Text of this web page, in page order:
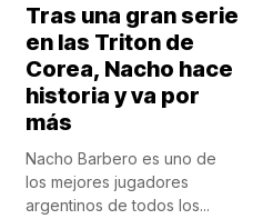
Tras una gran serie
en las Triton de
Corea, Nacho hace
historia y va por
más
Nacho Barbero es uno de
los mejores jugadores
argentinos de todos los...